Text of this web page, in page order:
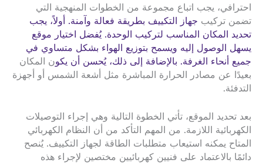
احترافي، يجب اتباع مجموعة من الخطوات المنهجية التي
تضمن تركيب جهاز التكييف بطريقة فعالة وآمنة. أولاً، يجب
تحديد المكان المناسب لتركيب الوحدة. يُفضل اختيار موقع
يسهل الوصول إليه ويسمح بتوزيع الهواء بشكل متساوي في
جميع أنحاء الغرفة. بالإضافة إلى ذلك، يُحسن أن يكون المكان
بعيدًا عن مصادر الحرارة المباشرة مثل أشعة الشمس أو أجهزة
التدفئة.
بعد تحديد الموقع، تأتي الخطوة التالية وهي إجراء التوصيلات
الكهربائية اللازمة. من المهم التأكد من أن النظام الكهربائي
المتاح يمكنه استيعاب متطلبات الطاقة لجهاز التكييف. يُنصح
دائمًا بالاعتماد على فنيين كهربائيين مختصين لإجراء هذه